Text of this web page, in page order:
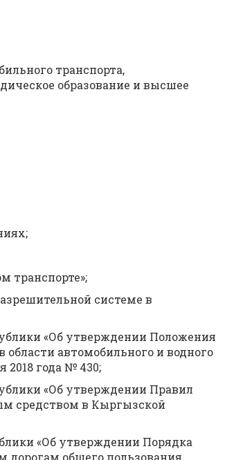
транспорта,
образование и высшее
транспорте»;
системе в
«Об утверждении Положения
автомобильного и водного
2018 года № 430;
«Об утверждении Правил
средством в Кыргызской
«Об утверждении Порядка
дорогам общего пользования